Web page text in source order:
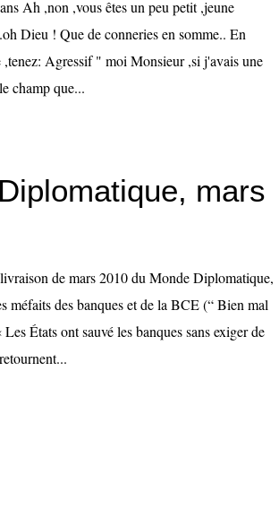
Ah ,non ,vous êtes un peu petit ,jeune
Dieu ! Que de conneries en somme.. En
Agressif " moi Monsieur ,si j'avais une
champ que...
mars
de mars 2010 du Monde Diplomatique,
méfaits des banques et de la BCE (“ Bien mal
États ont sauvé les banques sans exiger de